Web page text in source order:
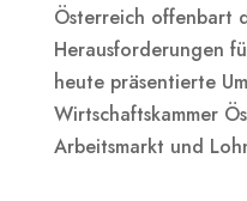
Österreich offenbart
Herausforderungen
heute präsentierte
Wirtschaftskammer
Arbeitsmarkt und